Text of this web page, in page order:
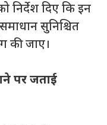
निर्देश दिए कि इन
सुनिश्चित
की जाए।
पर जताई